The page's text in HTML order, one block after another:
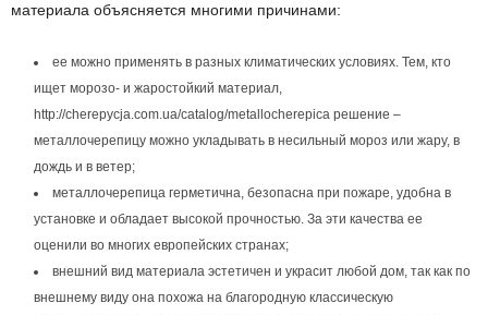
материала объясняется многими причинами:
ее можно применять в разных климатических условиях. Тем, кто
ищет морозо- и жаростойкий материал,
http://cherepycja.com.ua/catalog/metallocherepica решение –
металлочерепицу можно укладывать в несильный мороз или жару, в
дождь и в ветер;
металлочерепица герметична, безопасна при пожаре, удобна в
установке и обладает высокой прочностью. За эти качества ее
оценили во многих европейских странах;
внешний вид материала эстетичен и украсит любой дом, так как по
внешнему виду она похожа на благородную классическую